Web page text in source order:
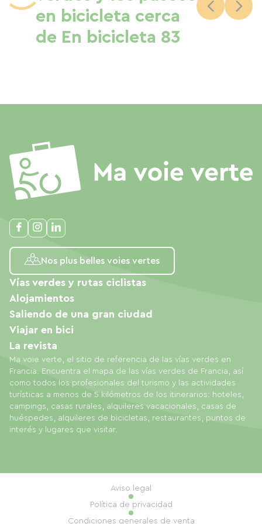
en bicicleta cerca
de En bicicleta 83
Nos plus belles voies vertes
Ma voie verte, el sitio de referencia de las vías verdes en
Francia. Encuentra el mapa de las vías verdes de Francia, así
como todos los profesionales del turismo y las actividades
turísticas a menos de 5 kilómetros de los itinerarios: hoteles,
campings, casas rurales, alquileres vacacionales, casas de
huéspedes, alquileres de bicicletas, restaurantes, puntos de
interés y lugares que visitar.
Vías verdes y rutas ciclistas
Alojamientos
Saliendo de una gran ciudad
Viajar en bici
La revista
Aviso legal
Política de privacidad
Condiciones generales de venta